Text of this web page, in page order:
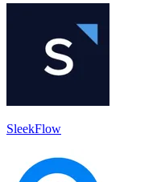
SleekFlow